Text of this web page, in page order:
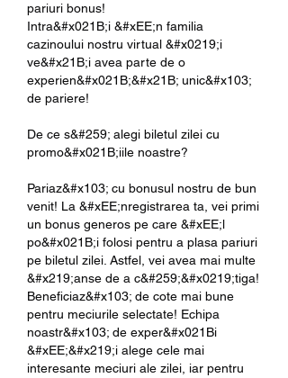
pariuri bonus!
Intra&#x021B;i &#xEE;n familia
cazinoului nostru virtual &#x0219;i
ve&#x21B;i avea parte de o
experien&#x021B;&#x21B; unic&#x103;
de pariere!
De ce s&#259; alegi biletul zilei cu
promo&#x021B;iile noastre?
Pariaz&#x103; cu bonusul nostru de bun
venit! La &#xEE;nregistrarea ta, vei primi
un bonus generos pe care &#xEE;l
po&#x021B;i folosi pentru a plasa pariuri
pe biletul zilei. Astfel, vei avea mai multe
&#x219;anse de a c&#259;&#x0219;tiga!
Beneficiaz&#x103; de cote mai bune
pentru meciurile selectate! Echipa
noastr&#x103; de exper&#x021Bi
&#xEE;&#x219;i alege cele mai
interesante meciuri ale zilei, iar pentru